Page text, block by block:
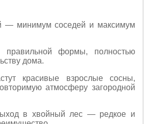
— минимум соседей и максимум
правильной формы, полностью
дома.
красивые взрослые сосны,
атмосферу загородной
в хвойный лес — редкое и